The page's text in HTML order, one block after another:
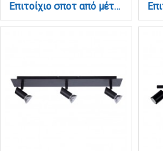
Επιτοίχιο σποτ από μέταλλο σε μαύρη απόχρωση 2XGU10 D:25cm (9078-2Φ-Μαύρο)